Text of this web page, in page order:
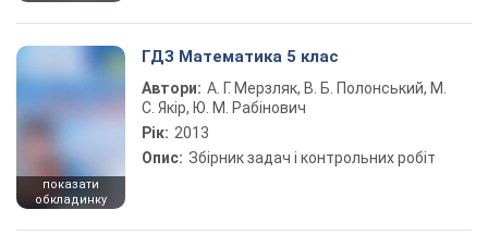
показати
обкладинку
ГДЗ Математика 5 клас
Автори: А. Г. Мерзляк, В. Б. Полонський, М.
С. Якір, Ю. М. Рабінович
Рік: 2013
Опис: Збірник задач і контрольних робіт